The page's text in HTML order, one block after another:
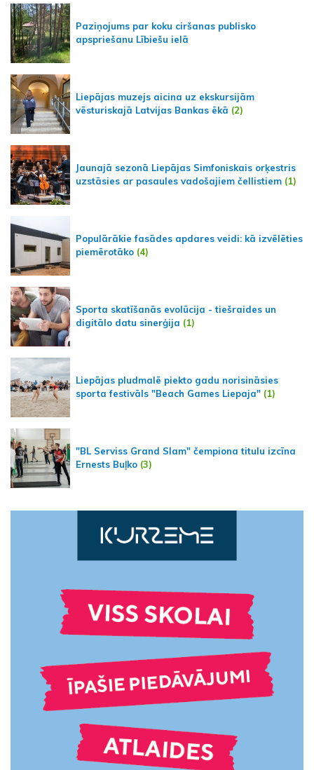
Paziņojums par koku ciršanas publisko
apspriešanu Lībiešu ielā
Liepājas muzejs aicina uz ekskursijām
vēsturiskajā Latvijas Bankas ēkā (2)
Jaunajā sezonā Liepājas Simfoniskais orķestris
uzstāsies ar pasaules vadošajiem čellistiem (1)
Populārākie fasādes apdares veidi: kā izvēlēties
piemērotāko (4)
Sporta skatīšanās evolūcija - tiešraides un
digitālo datu sinerģija (1)
Liepājas pludmalē piekto gadu norisināsies
sporta festivāls "Beach Games Liepaja" (1)
"BL Serviss Grand Slam" čempiona titulu izcīna
Ernests Buļko (3)